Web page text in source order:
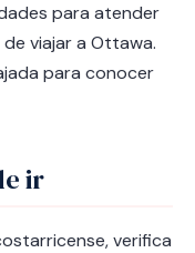
para atender
viajar a Ottawa.
para conocer
ir
verifica